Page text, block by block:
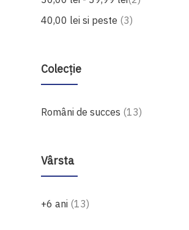
40,00 lei si peste 3produse
Colecție
Români de succes 13produse
Vârsta
+6 ani 13produse